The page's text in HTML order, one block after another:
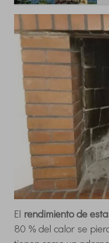
El rendimiento de
80 % del calor se